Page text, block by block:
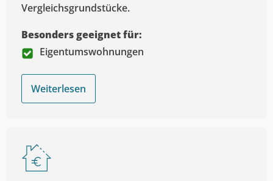
Vergleichsgrundstücke.
Besonders geeignet für:
Eigentumswohnungen
Weiterlesen